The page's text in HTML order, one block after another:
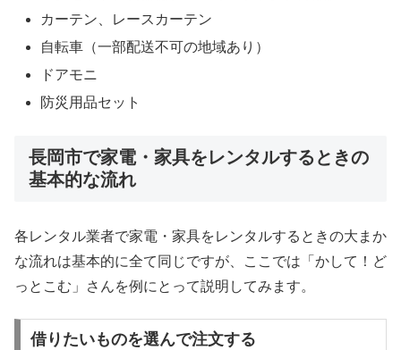
カーテン、レースカーテン
自転車（一部配送不可の地域あり）
ドアモニ
防災用品セット
長岡市で家電・家具をレンタルするときの
基本的な流れ
各レンタル業者で家電・家具をレンタルするときの大まか
な流れは基本的に全て同じですが、ここでは「かして！ど
っとこむ」さんを例にとって説明してみます。
借りたいものを選んで注文する